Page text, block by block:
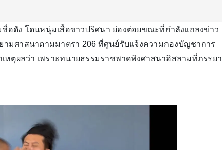
อดัง โดนหนุ่มเสื้อขาวปริศนา ย่องต่อยขณะที่กำลังแถลงข่าว
ามศาสนาตามมาตรา 206 ที่ศูนย์รับแจ้งความกองบัญชาการ
หตุผลว่า เพราะทนายธรรมราชพาดพิงศาสนาอิสลามที่ภรรยา